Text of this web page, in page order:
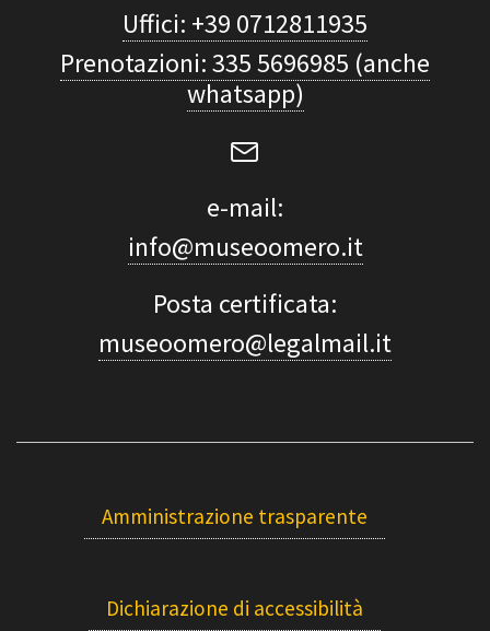
Uffici: +39 0712811935
Prenotazioni: 335 5696985 (anche
whatsapp)
e-mail:
info@museoomero.it
Posta certificata:
museoomero@legalmail.it
Amministrazione trasparente
Dichiarazione di accessibilità